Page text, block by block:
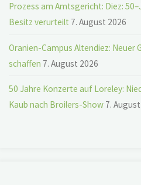
Prozess am Amtsgericht: Diez:
Besitz verurteilt 7. August 2026
Oranien-Campus Altendiez: Neuer
schaffen 7. August 2026
50 Jahre Konzerte auf Loreley:
Kaub nach Broilers-Show 7.